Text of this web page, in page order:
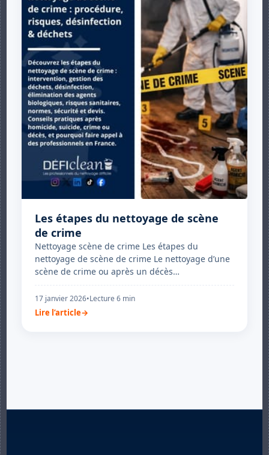
Les étapes du nettoyage de scène
de crime
Nettoyage scène de crime Les étapes du
nettoyage de scène de crime Le nettoyage d’une
scène de crime ou après un décès…
17 janvier 2026•Lecture 6 min
Lire l’article